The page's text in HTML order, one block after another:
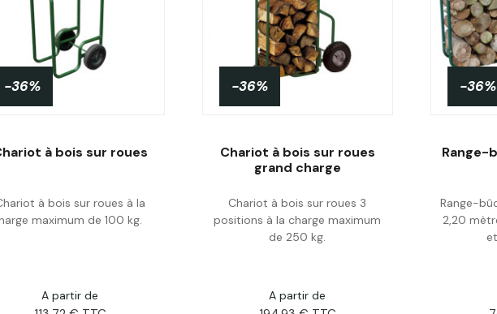
Acheter
-36%
à bois sur roues
à bois sur roues à la
maximum de 100 kg.
A partir de
Acheter
-36%
Chariot à bois sur roues
grand charge
Chariot à bois sur roues 3
positions à la charge maximum
de 250 kg.
A partir de
-36%
Range-
Range-
2,20